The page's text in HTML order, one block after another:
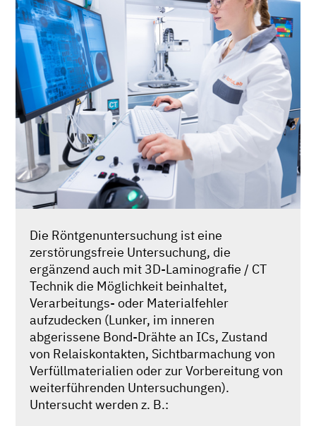
Die Röntgenuntersuchung ist eine
zerstörungsfreie Untersuchung, die
ergänzend auch mit 3D-Laminografie / CT
Technik die Möglichkeit beinhaltet,
Verarbeitungs- oder Materialfehler
aufzudecken (Lunker, im inneren
abgerissene Bond-Drähte an ICs, Zustand
von Relaiskontakten, Sichtbarmachung von
Verfüllmaterialien oder zur Vorbereitung von
weiterführenden Untersuchungen).
Untersucht werden z. B.: